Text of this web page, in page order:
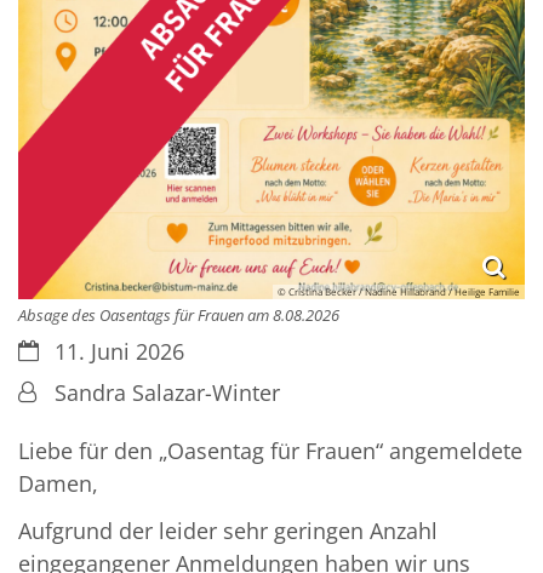
© Cristina Becker / Nadine Hillabrand / Heilige Familie
Absage des Oasentags für Frauen am 8.08.2026
Datum:11. Juni 2026
Von:Sandra Salazar-Winter
Liebe für den „Oasentag für Frauen“ angemeldete
Damen,
Aufgrund der leider sehr geringen Anzahl
eingegangener Anmeldungen haben wir uns